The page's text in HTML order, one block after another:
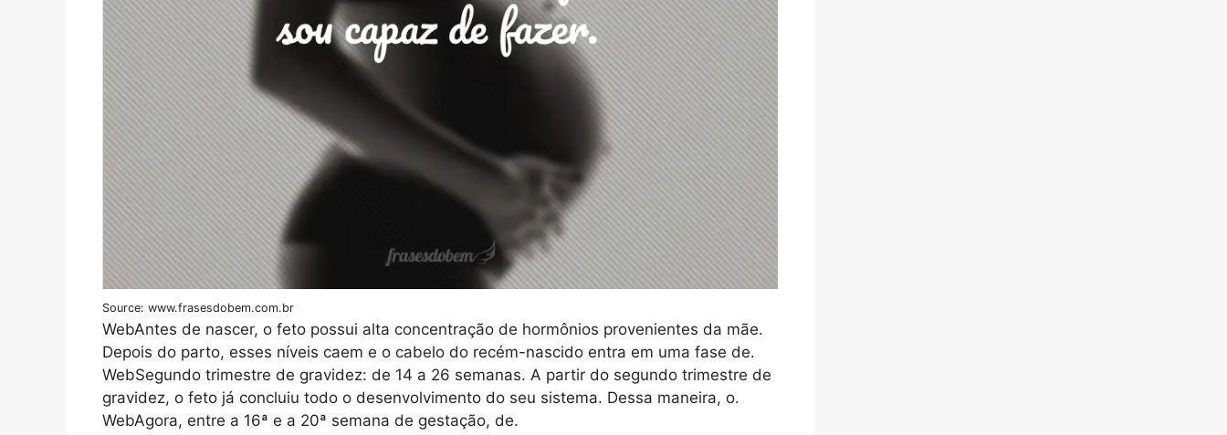
Source: www.frasesdobem.com.br
WebAntes de nascer, o feto possui alta concentração de hormônios provenientes da mãe.
Depois do parto, esses níveis caem e o cabelo do recém-nascido entra em uma fase de.
WebSegundo trimestre de gravidez: de 14 a 26 semanas. A partir do segundo trimestre de
gravidez, o feto já concluiu todo o desenvolvimento do seu sistema. Dessa maneira, o.
WebAgora, entre a 16ª e a 20ª semana de gestação, de.